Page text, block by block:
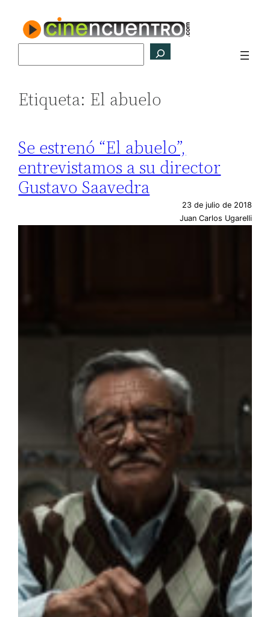
contenido
Etiqueta: El abuelo
Se estrenó “El abuelo”,
entrevistamos a su director
Gustavo Saavedra
23 de julio de 2018
Juan Carlos Ugarelli